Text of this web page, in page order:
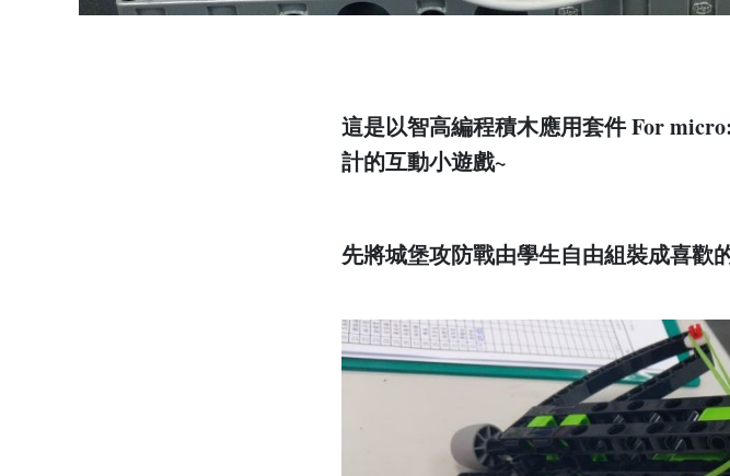
這是以智高編程積木應用套件 For
計的互動小遊戲~
先將城堡攻防戰由學生自由組裝成喜歡